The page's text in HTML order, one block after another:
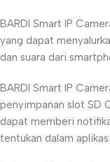
BARDI Smart IP
yang dapat
dan suara dari
BARDI Smart IP
penyimpanan slot SD
dapat memberi
tentukan dalam